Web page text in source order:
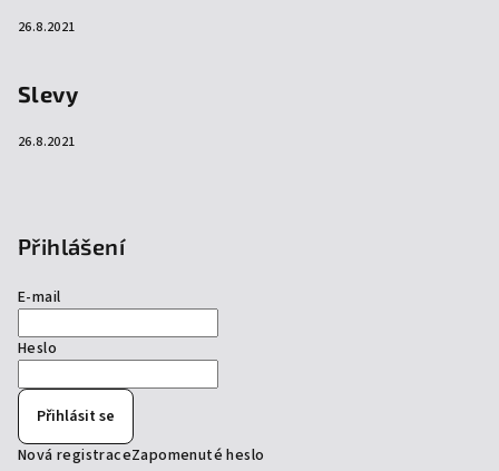
26.8.2021
Slevy
26.8.2021
Přihlášení
E-mail
Heslo
Přihlásit se
Nová registraceZapomenuté heslo